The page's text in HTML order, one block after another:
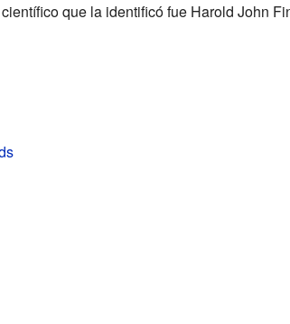
que la identificó fue Harold John